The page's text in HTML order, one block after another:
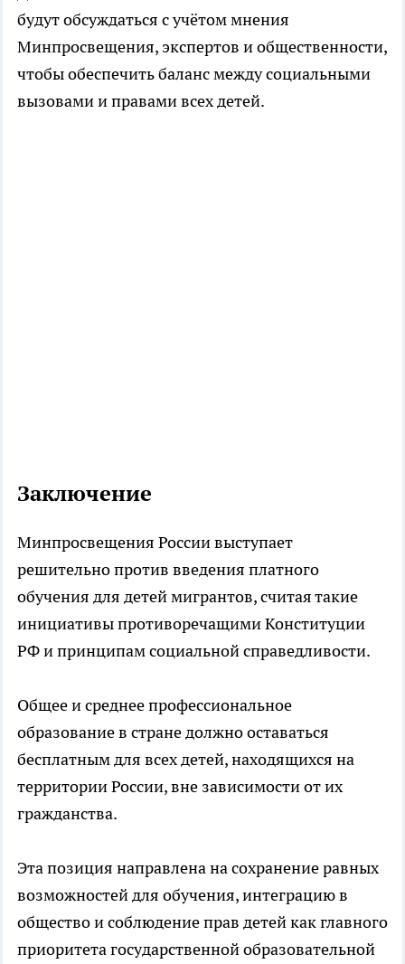
будут обсуждаться с учётом мнения
Минпросвещения, экспертов и общественности,
чтобы обеспечить баланс между социальными
вызовами и правами всех детей.
Заключение
Минпросвещения России выступает
решительно против введения платного
обучения для детей мигрантов, считая такие
инициативы противоречащими Конституции
РФ и принципам социальной справедливости.
Общее и среднее профессиональное
образование в стране должно оставаться
бесплатным для всех детей, находящихся на
территории России, вне зависимости от их
гражданства.
Эта позиция направлена на сохранение равных
возможностей для обучения, интеграцию в
общество и соблюдение прав детей как главного
приоритета государственной образовательной